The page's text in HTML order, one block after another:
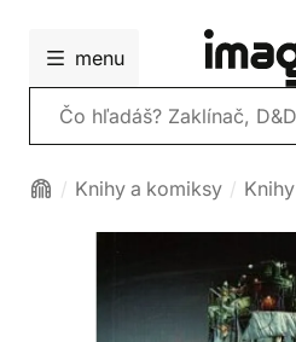
menu
Vyhľadávanie
Knihy a komiksy Knihy